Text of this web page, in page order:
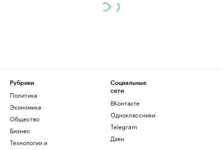
Рубрики
Политика
Экономика
Общество
Бизнес
Технологии и
Социальные
сети
ВКонтакте
Одноклассники
Telegram
Дзен